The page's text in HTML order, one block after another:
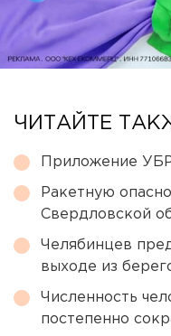
ЧИТАЙТЕ
Приложение
Ракетную
Свердловской
Челябинцев
выходе из
Численность
постепенно